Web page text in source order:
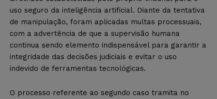
uso seguro da inteligência artificial. Diante da tentativa
de manipulação, foram aplicadas multas processuais,
com a advertência de que a supervisão humana
continua sendo elemento indispensável para garantir a
integridade das decisões judiciais e evitar o uso
indevido de ferramentas tecnológicas.
O processo referente ao segundo caso tramita no